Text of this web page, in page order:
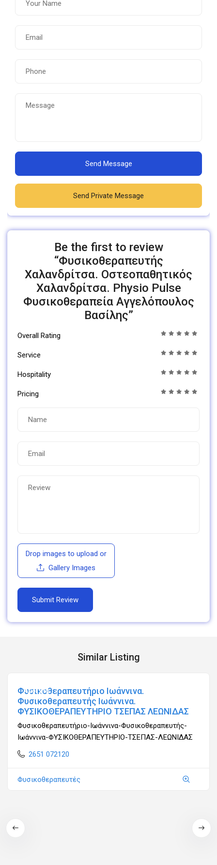
Send Message
Send Private Message
Be the first to review
“Φυσικοθεραπευτής
Χαλανδρίτσα. Οστεοπαθητικός
Χαλανδρίτσα. Physio Pulse
Φυσικοθεραπεία Αγγελόπουλος
Βασίλης”
Overall Rating
Service
Hospitality
Pricing
Drop images to upload or
Gallery Images
Similar Listing
Ανοιχτά
Φυσικοθεραπευτήριο Ιωάννινα.
Φυσικοθεραπευτής Ιωάννινα.
ΦΥΣΙΚΟΘΕΡΑΠΕΥΤΗΡΙΟ ΤΣΕΠΑΣ ΛΕΩΝΙΔΑΣ
Φυσικοθεραπευτήριο-Ιωάννινα-Φυσικοθεραπευτής-
Ιωάννινα-ΦΥΣΙΚΟΘΕΡΑΠΕΥΤΗΡΙΟ-ΤΣΕΠΑΣ-ΛΕΩΝΙΔΑΣ
2651 072120
Φυσικοθεραπευτές